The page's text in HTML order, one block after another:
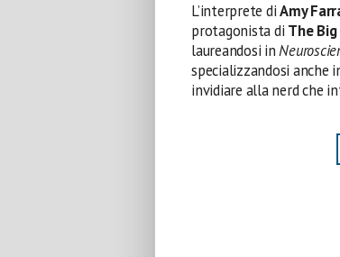
L’interprete diAmy
protagonista di The
laureandosi in
specializzandosi anche
invidiare alla nerd che